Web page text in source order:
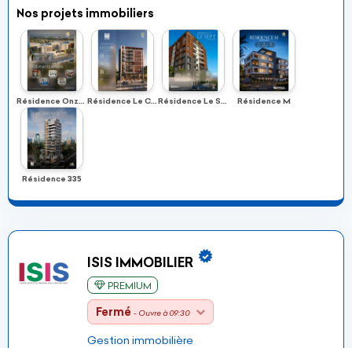
Nos projets immobiliers
Résidence Onze Portes Seaside Résidence Le Cube Résidence Le Sept Résidence M
Résidence 335
ISIS IMMOBILIER
PREMIUM
Fermé - Ouvre à 09:30
Gestion immobilière